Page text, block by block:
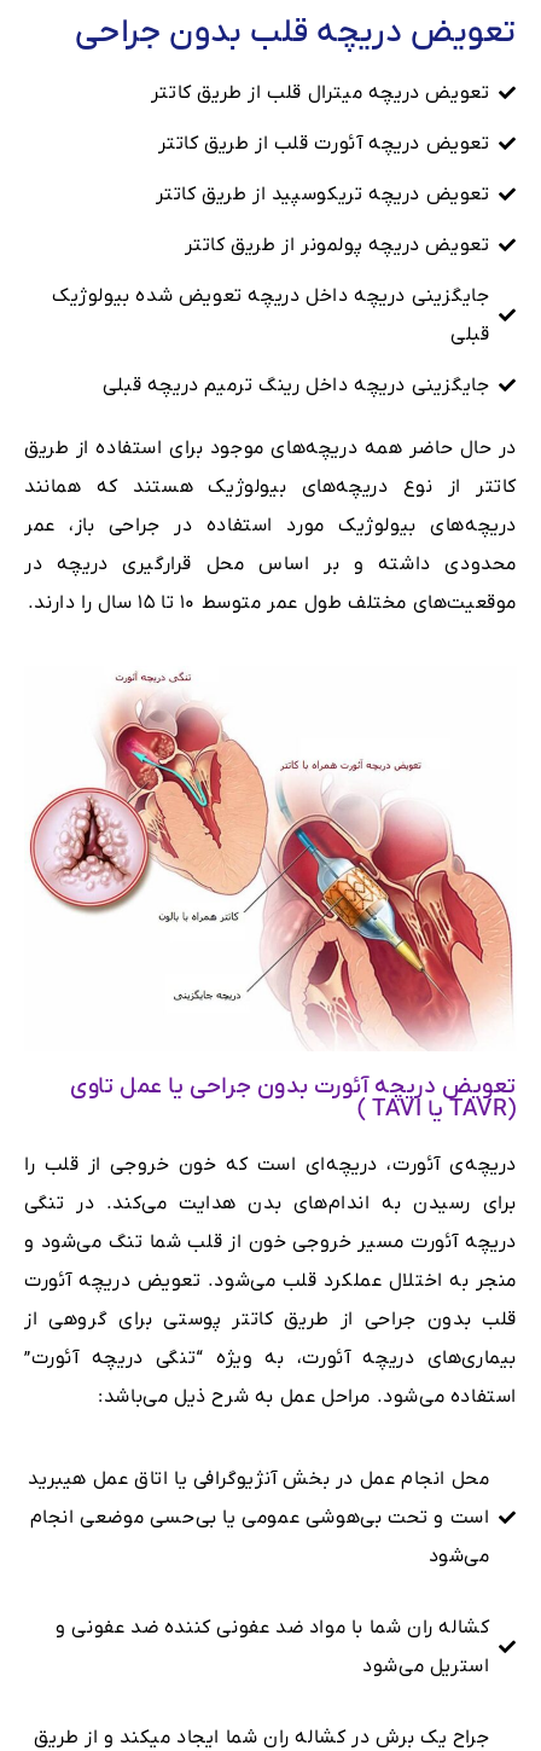
تعویض دریچه قلب بدون جراحی
تعویض دریچه میترال قلب از طریق کاتتر
تعویض دریچه آئورت قلب از طریق کاتتر
تعویض دریچه تریکوسپید از طریق کاتتر
تعویض دریچه پولمونر از طریق کاتتر
جایگزینی دریچه داخل دریچه تعویض شده‌ بیولوژیک
قبلی
جایگزینی دریچه داخل رینگ ترمیم دریچه قبلی
در حال حاضر همه‌ دریچه‌های موجود برای استفاده از طریق
کاتتر از نوع دریچه‌های بیولوژیک هستند که همانند
دریچه‌های بیولوژیک مورد استفاده در جراحی باز، عمر
محدودی داشته و بر اساس محل قرارگیری دریچه در
موقعیت‌های مختلف طول عمر متوسط ۱۰ تا ۱۵ سال را دارند.
تعویض دریچه آئورت بدون جراحی یا عمل تاوی
(TAVR یا TAVI )
دریچه‌ی آئورت، دریچه‌ای است که خون خروجی از قلب را
برای رسیدن به اندام‌های بدن هدایت می‌کند. در تنگی
دریچه آئورت مسیر خروجی خون از قلب شما تنگ می‌شود و
منجر به اختلال عملکرد قلب می‌شود. تعویض دریچه آئورت
قلب بدون جراحی از طریق کاتتر پوستی برای گروهی از
بیماری‌های دریچه آئورت، به ویژه “تنگی دریچه آئورت”
استفاده می‌شود. مراحل عمل به شرح ذیل می‌باشد:
محل انجام عمل در بخش آنژیوگرافی یا اتاق عمل هیبرید
است و تحت بی‌هوشی عمومی یا بی‌حسی موضعی انجام
می‌شود
کشاله ران شما با مواد ضد عفونی کننده ضد عفونی و
استریل می‌شود
جراح یک برش در کشاله ران شما ایجاد میکند و از طریق